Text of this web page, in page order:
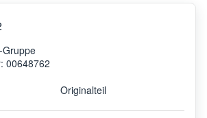
Gruppe
00648762
Originalteil